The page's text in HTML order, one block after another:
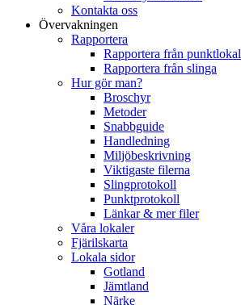
Kontakta oss
Övervakningen
Rapportera
Rapportera från punktlokal
Rapportera från slinga
Hur gör man?
Broschyr
Metoder
Snabbguide
Handledning
Miljöbeskrivning
Viktigaste filerna
Slingprotokoll
Punktprotokoll
Länkar & mer filer
Våra lokaler
Fjärilskarta
Lokala sidor
Gotland
Jämtland
Närke